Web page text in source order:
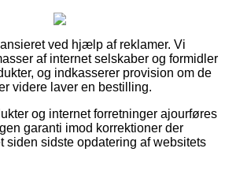
ved hjælp af reklamer. Vi
af internet selskaber og formidler
og indkasserer provision om de
videre laver en bestilling.
og internet forretninger ajourføres
garanti imod korrektioner der
siden sidste opdatering af websitets